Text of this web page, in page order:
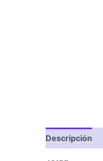
Descripción